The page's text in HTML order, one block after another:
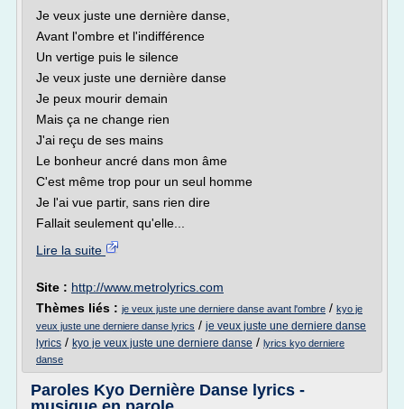
Je veux juste une dernière danse,
Avant l'ombre et l'indifférence
Un vertige puis le silence
Je veux juste une dernière danse
Je peux mourir demain
Mais ça ne change rien
J'ai reçu de ses mains
Le bonheur ancré dans mon âme
C'est même trop pour un seul homme
Je l'ai vue partir, sans rien dire
Fallait seulement qu'elle...
Lire la suite
Site : http://www.metrolyrics.com
Thèmes liés : je veux juste une derniere danse avant l'ombre / kyo je
veux juste une derniere danse lyrics / je veux juste une derniere danse
lyrics / kyo je veux juste une derniere danse / lyrics kyo derniere
danse
Paroles Kyo Dernière Danse lyrics -